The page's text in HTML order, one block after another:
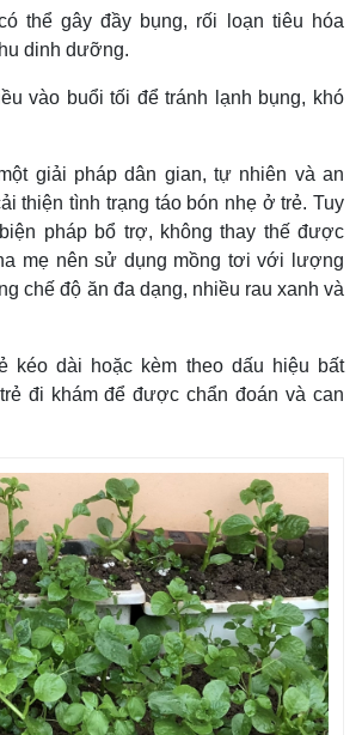
thể gây đầy bụng, rối loạn tiêu hóa
dinh dưỡng.
vào buổi tối để tránh lạnh bụng, khó
giải pháp dân gian, tự nhiên và an
thiện tình trạng táo bón nhẹ ở trẻ. Tuy
pháp bổ trợ, không thay thế được
mẹ nên sử dụng mồng tơi với lượng
chế độ ăn đa dạng, nhiều rau xanh và
kéo dài hoặc kèm theo dấu hiệu bất
đi khám để được chẩn đoán và can